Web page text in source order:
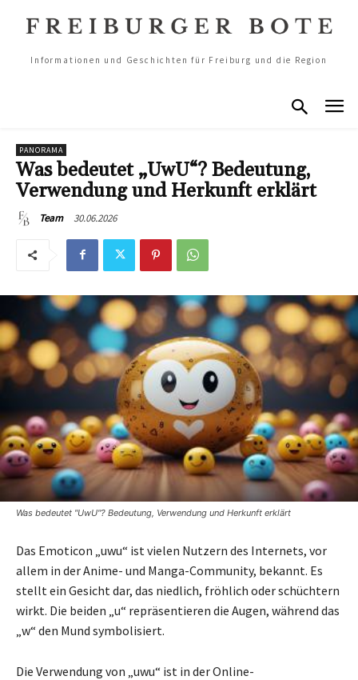
Informationen und Geschichten für Freiburg und die Region
PANORAMA
Was bedeutet „UwU“? Bedeutung,
Verwendung und Herkunft erklärt
Team 30.06.2026
Was bedeutet "UwU"? Bedeutung, Verwendung und Herkunft erklärt
Das Emoticon „uwu“ ist vielen Nutzern des Internets, vor
allem in der Anime- und Manga-Community, bekannt. Es
stellt ein Gesicht dar, das niedlich, fröhlich oder schüchtern
wirkt. Die beiden „u“ repräsentieren die Augen, während das
„w“ den Mund symbolisiert.
Die Verwendung von „uwu“ ist in der Online-